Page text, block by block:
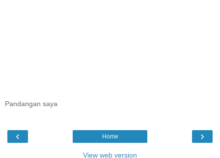
Pandangan saya
‹ ›
Home
View web version